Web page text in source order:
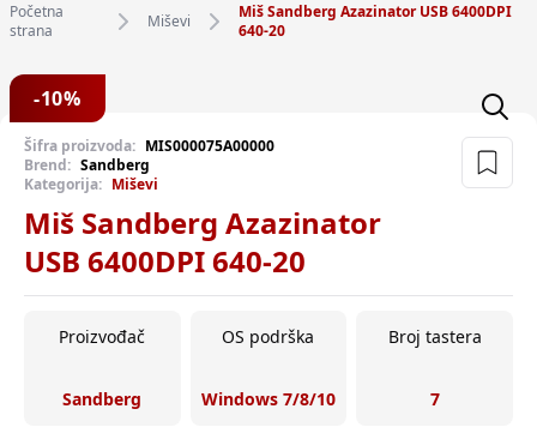
Početna
strana
Miševi
Miš Sandberg Azazinator USB 6400DPI
640-20
-10%
Šifra proizvoda: MIS000075A00000
Brend: Sandberg
Kategorija: Miševi
Miš Sandberg Azazinator
USB 6400DPI 640-20
Proizvođač
Sandberg
OS podrška
Windows 7/8/10
Broj tastera
7